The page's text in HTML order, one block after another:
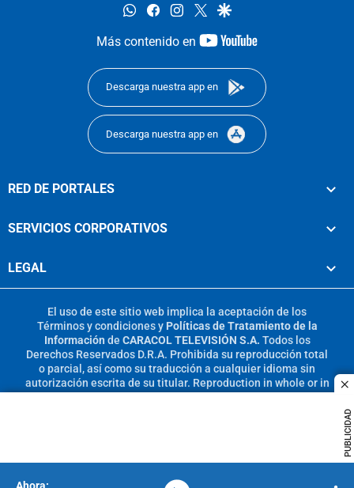
PUBLICIDAD
whatsappfacebookinstagram
twittergoogle
Más contenido en
youtube-
Descarga nuestra app en
Descarga nuestra app en
RED DE PORTALES
SERVICIOS CORPORATIVOS
LEGAL
El uso de este sitio web implica la aceptación de los
Términos y condicionesy Políticas de Tratamiento de la
Información de CARACOL TELEVISIÓN S.A. Todos los
Derechos Reservados D.R.A. Prohibida su reproducción total
o parcial, así como su traducción a cualquier idioma sin
autorización escrita de su titular. Reproduction in whole or in